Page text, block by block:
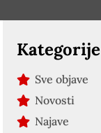
Kategorije
Sve objave
Novosti
Najave